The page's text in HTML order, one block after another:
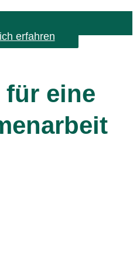
erfahren
für eine